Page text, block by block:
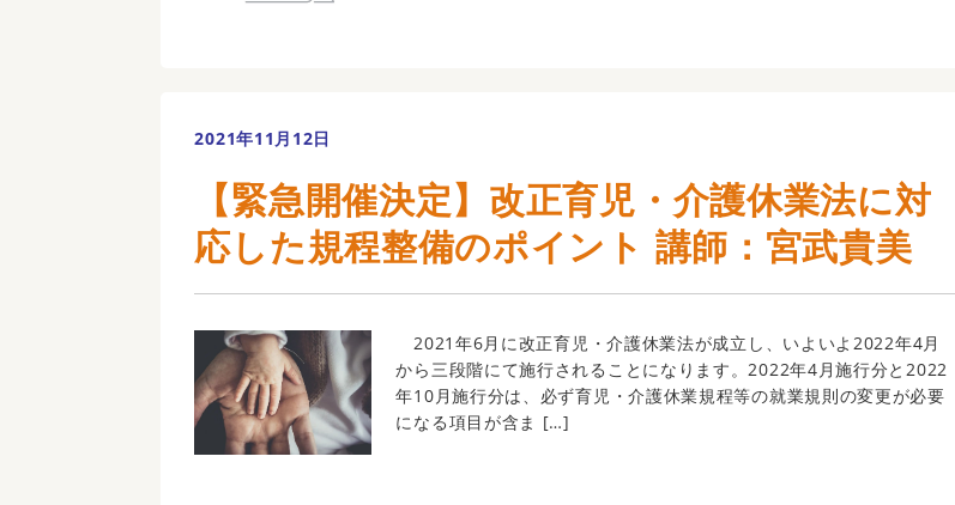
2021年11月12日
【緊急開催決定】改正育児・介護休業法に対
応した規程整備のポイント 講師：宮武貴美
2021年6月に改正育児・介護休業法が成立し、いよいよ2022年4月
から三段階にて施行されることになります。2022年4月施行分と2022
年10月施行分は、必ず育児・介護休業規程等の就業規則の変更が必要
になる項目が含ま […]